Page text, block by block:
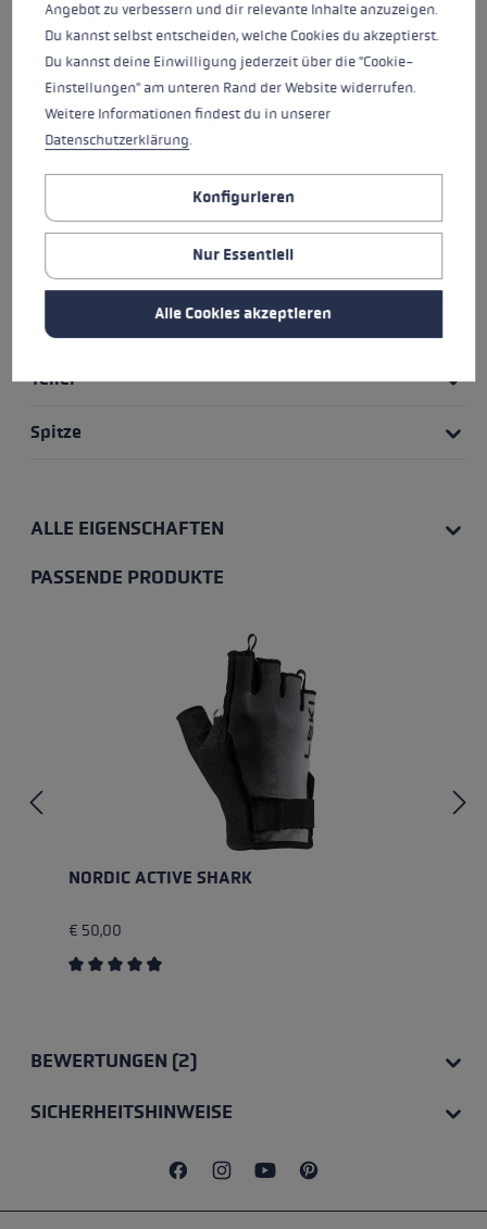
HIGHLIGHTS
Griff - Schlaufe/Handschuh System
Schlaufe
Rohr Material
Verstellsystem
Teller
Spitze
ALLE EIGENSCHAFTEN
PASSENDE PRODUKTE
NORDIC ACTIVE SHARK
€ 50,00
BEWERTUNGEN (2)
SICHERHEITSHINWEISE
Angebot zu verbessern und dir relevante Inhalte anzuzeigen.
Du kannst selbst entscheiden, welche Cookies du akzeptierst.
Du kannst deine Einwilligung jederzeit über die "Cookie-
Einstellungen" am unteren Rand der Website widerrufen.
Weitere Informationen findest du in unserer
Datenschutzerklärung.
Konfigurieren
Nur Essentiell
Alle Cookies akzeptieren